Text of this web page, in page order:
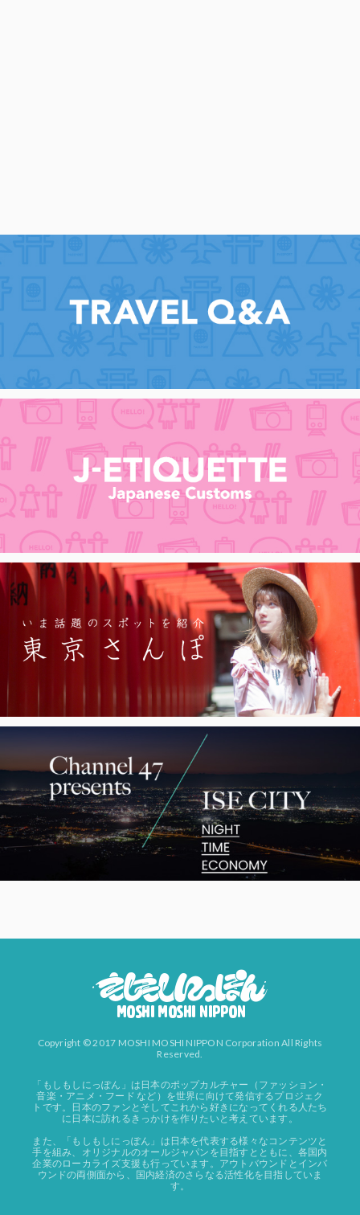
Copyright © 2017 MOSHI MOSHI NIPPON Corporation All Rights
Reserved.
「もしもしにっぽん」は日本のポップカルチャー（ファッション・
音楽・アニメ・フード など）を世界に向けて発信するプロジェク
トです。日本のファンとそしてこれから好きになってくれる人たち
に日本に訪れるきっかけを作りたいと考えています。
また、「もしもしにっぽん」は日本を代表する様々なコンテンツと
手を組み、オリジナルのオールジャパンを目指すとともに、各国内
企業のローカライズ支援も行っています。アウトバウンドとインバ
ウンドの両側面から、国内経済のさらなる活性化を目指していま
す。